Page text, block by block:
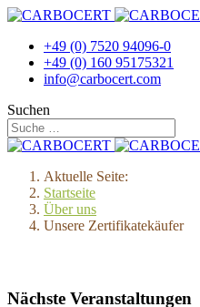
+49 (0) 7520 94096-0
+49 (0) 160 95175321
info@carbocert.com
Suchen
Aktuelle Seite:
Startseite
Über uns
Unsere Zertifikatekäufer
Nächste Veranstaltungen